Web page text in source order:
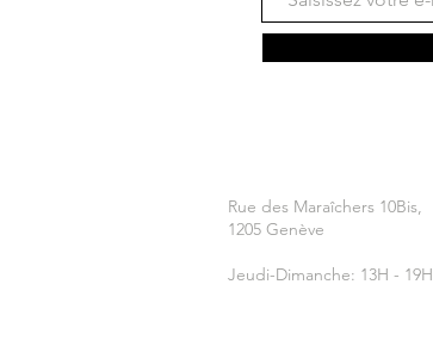
Rue des Maraîchers 10Bis,
1205 Genève
Jeudi-Dimanche: 13H - 19H